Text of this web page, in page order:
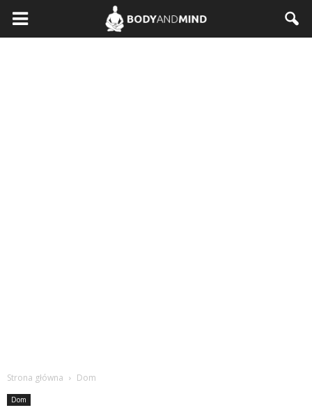
BodyAndMind.pl
Strona główna Dom
Dom